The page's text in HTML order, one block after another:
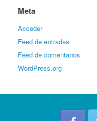
Meta
Acceder
Feed de entradas
Feed de comentarios
WordPress.org